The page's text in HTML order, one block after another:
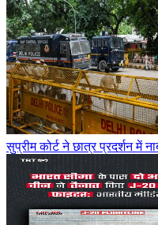
सुप्रीम कोर्ट ने छात्र प्रदर्शन में